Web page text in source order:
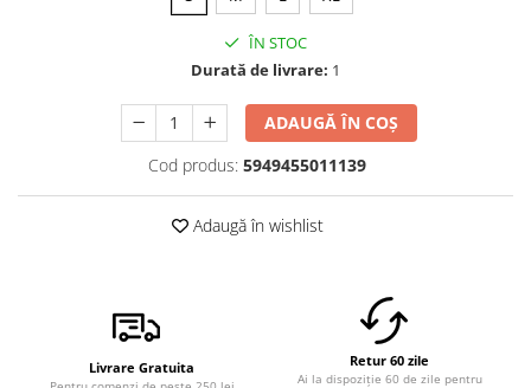
ÎN STOC
Durată de livrare: 1
ADAUGĂ ÎN COȘ
Cod produs: 5949455011139
Adaugă în wishlist
Livrare Gratuita Retur 60 zile
Ai la dispoziție 60 de zile pentru